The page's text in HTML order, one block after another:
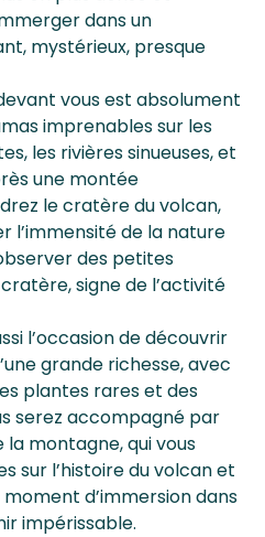
dans un
mystérieux, presque
vous est absolument
imprenables sur les
les rivières sinueuses, et
une montée
le cratère du volcan,
l’immensité de la nature
des petites
signe de l’activité
l’occasion de découvrir
grande richesse, avec
plantes rares et des
serez accompagné par
montagne, qui vous
sur l’histoire du volcan et
d’immersion dans
impérissable.